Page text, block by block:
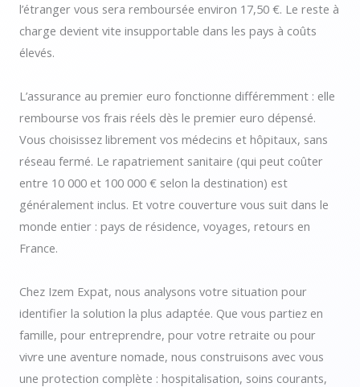
l’étranger vous sera remboursée environ 17,50 €. Le reste à
charge devient vite insupportable dans les pays à coûts
élevés.
L’assurance au premier euro fonctionne différemment : elle
rembourse vos frais réels dès le premier euro dépensé.
Vous choisissez librement vos médecins et hôpitaux, sans
réseau fermé. Le rapatriement sanitaire (qui peut coûter
entre 10 000 et 100 000 € selon la destination) est
généralement inclus. Et votre couverture vous suit dans le
monde entier : pays de résidence, voyages, retours en
France.
Chez Izem Expat, nous analysons votre situation pour
identifier la solution la plus adaptée. Que vous partiez en
famille, pour entreprendre, pour votre retraite ou pour
vivre une aventure nomade, nous construisons avec vous
une protection complète : hospitalisation, soins courants,